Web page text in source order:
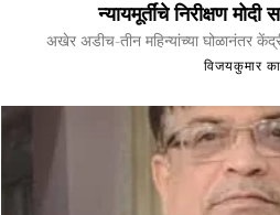
न्यायमूर्तींचे निरीक्षण
अखेर अडीच-तीन महिन्यांच्या घोळानंतर
विजयकुमार